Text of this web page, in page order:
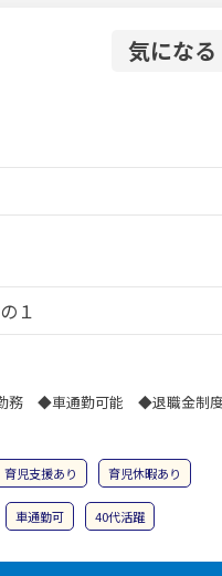
気になる
１
務 ◆車通勤可能 ◆退職金制度
育児支援あり 育児休暇あり
車通勤可 40代活躍